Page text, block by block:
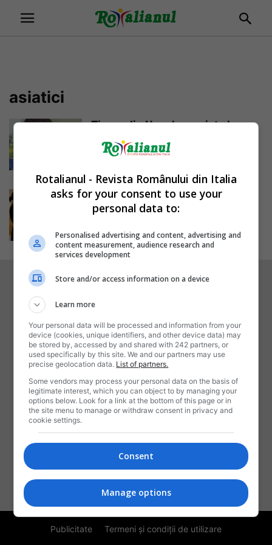
asiatici
Tinere din Nepal, angajate la
curățenie într-un mare spital din
România:...
Angajaţi din Asia înlocuiesc
românii plecați în străinătate.
Daniela Stoica - 28/02/2019
DESPRE NOI
Rotalianu-i o revistă,
Când mai veselă, când tristă,
Ce ne spune câte-o snoavă,
Numai să trăim ca frați,
contact@rotalianul.com
Publicitate Termeni și condiții de utilizare
Rotalianul - Revista Românului din Italia
asks for your consent to use your
personal data to:
Personalised advertising and content, advertising and
content measurement, audience research and
services development
Store and/or access information on a device
Learn more
Your personal data will be processed and information from your
device (cookies, unique identifiers, and other device data) may
be stored by, accessed by and shared with 242 partners, or
used specifically by this site. We and our partners may use
precise geolocation data. List of partners.
Some vendors may process your personal data on the basis of
legitimate interest, which you can object to by managing your
options below. Look for a link at the bottom of this page or in
the site menu to manage or withdraw consent in privacy and
cookie settings.
Consent
Manage options